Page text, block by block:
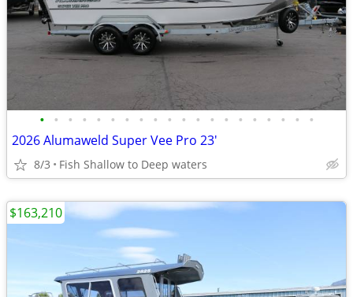
• • • • • • • • • • • • • • • • • • • •
2026 Alumaweld Super Vee Pro 23'
8/3 Fish Shallow to Deep waters
$163,210